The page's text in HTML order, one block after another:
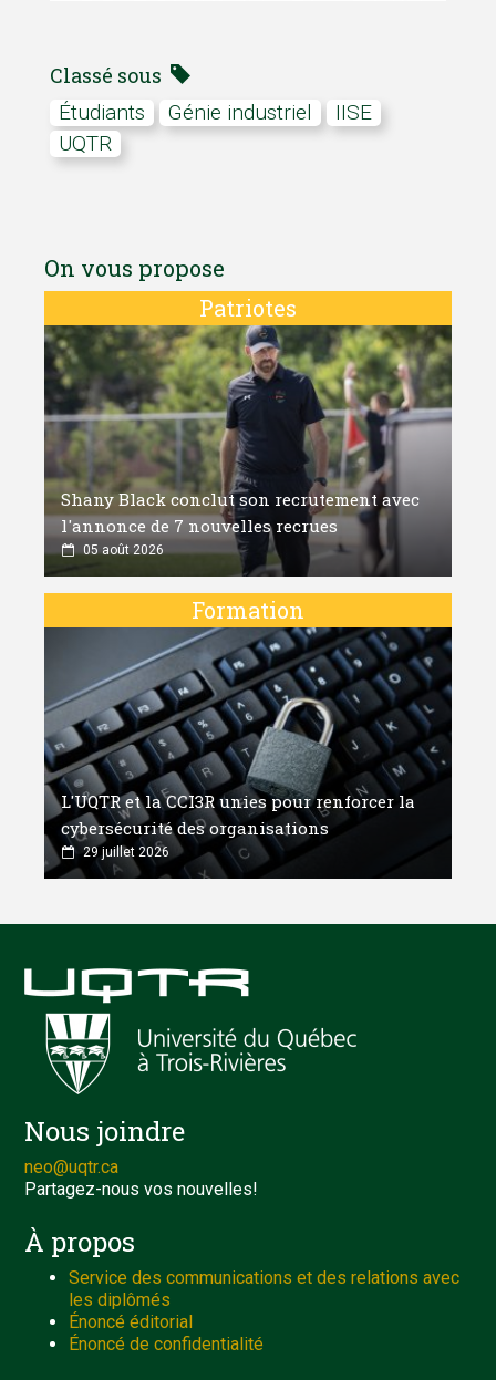
Classé sous
Étudiants Génie industriel
IISE
UQTR
On vous propose
Patriotes
Shany Black conclut son recrutement avec
l'annonce de 7 nouvelles recrues
05 août 2026
Formation
L'UQTR et la CCI3R unies pour renforcer la
cybersécurité des organisations
29 juillet 2026
Nous joindre
neo@uqtr.ca
Partagez-nous vos nouvelles!
À propos
Service des communications et des relations avec
les diplômés
Énoncé éditorial
Énoncé de confidentialité